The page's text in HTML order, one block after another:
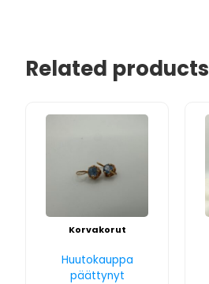
Related products
Korvakorut
Huutokauppa
päättynyt